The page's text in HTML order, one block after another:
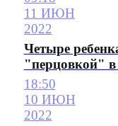
11 ИЮН
2022
Четыре
"перцовкой"
18:50
10 ИЮН
2022